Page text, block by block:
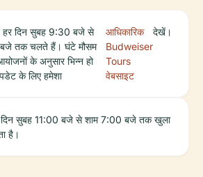
हर दिन सुबह 9:30 बजे से
तक चलते हैं। घंटे मौसम
के अनुसार भिन्न हो
के लिए हमेशा
आधिकारिक
Budweiser
Tours
वेबसाइट
देखें।
दिन सुबह 11:00 बजे से शाम 7:00 बजे तक खुला
है।